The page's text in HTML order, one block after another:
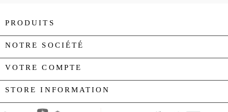
PRODUITS
NOTRE SOCIÉTÉ
VOTRE COMPTE
STORE INFORMATION